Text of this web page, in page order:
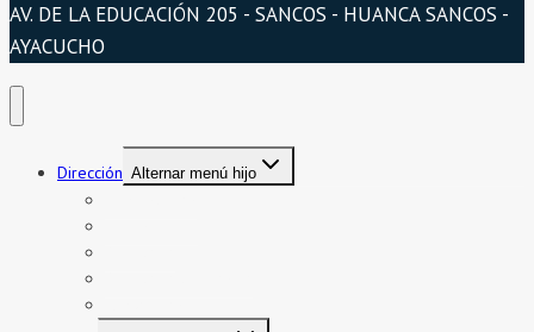
AV. DE LA EDUCACIÓN 205 - SANCOS - HUANCA SANCOS -
AYACUCHO
Dirección Alternar menú hijo